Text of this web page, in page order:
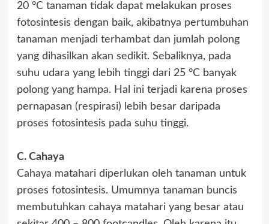
20 °C tanaman tidak dapat melakukan proses
fotosintesis dengan baik, akibatnya pertumbuhan
tanaman menjadi terhambat dan jumlah polong
yang dihasilkan akan sedikit. Sebaliknya, pada
suhu udara yang lebih tinggi dari 25 °C banyak
polong yang hampa. Hal ini terjadi karena proses
pernapasan (respirasi) lebih besar daripada
proses fotosintesis pada suhu tinggi.
C. Cahaya
Cahaya matahari diperlukan oleh tanaman untuk
proses fotosintesis. Umumnya tanaman buncis
membutuhkan cahaya matahari yang besar atau